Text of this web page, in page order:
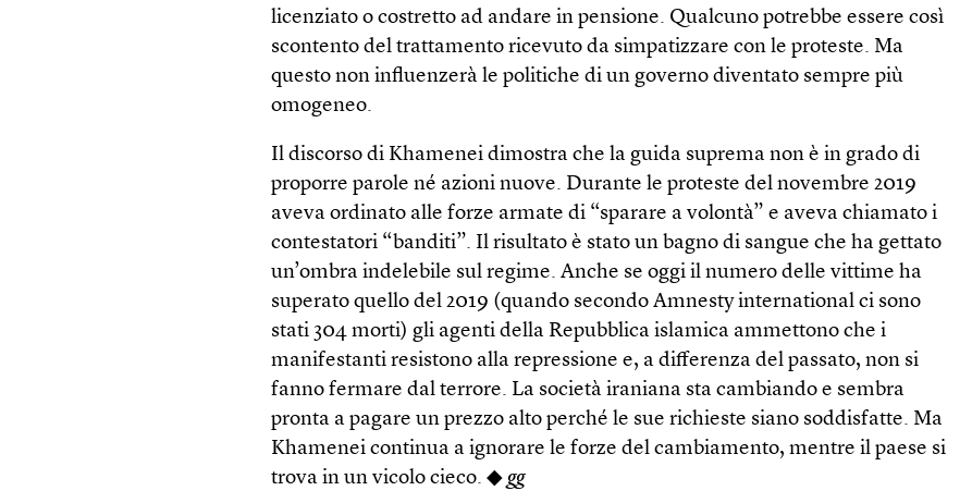
licenziato o costretto ad andare in pensione. Qualcuno potrebbe essere così
scontento del trattamento ricevuto da simpatizzare con le proteste. Ma
questo non influenzerà le politiche di un governo diventato sempre più
omogeneo.
Il discorso di Khamenei dimostra che la guida suprema non è in grado di
proporre parole né azioni nuove. Durante le proteste del novembre 2019
aveva ordinato alle forze armate di “sparare a volontà” e aveva chiamato i
contestatori “banditi”. Il risultato è stato un bagno di sangue che ha gettato
un’ombra indelebile sul regime. Anche se oggi il numero delle vittime ha
superato quello del 2019 (quando secondo Amnesty international ci sono
stati 304 morti) gli agenti della Repubblica islamica ammettono che i
manifestanti resistono alla repressione e, a differenza del passato, non si
fanno fermare dal terrore. La società iraniana sta cambiando e sembra
pronta a pagare un prezzo alto perché le sue richieste siano soddisfatte. Ma
Khamenei continua a ignorare le forze del cambiamento, mentre il paese si
trova in un vicolo cieco. ◆gg